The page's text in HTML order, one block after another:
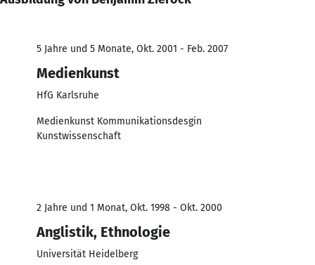
5 Jahre und 5 Monate, Okt. 2001 - Feb. 2007
Medienkunst
HfG Karlsruhe
Medienkunst Kommunikationsdesgin
Kunstwissenschaft
2 Jahre und 1 Monat, Okt. 1998 - Okt. 2000
Anglistik, Ethnologie
Universität Heidelberg